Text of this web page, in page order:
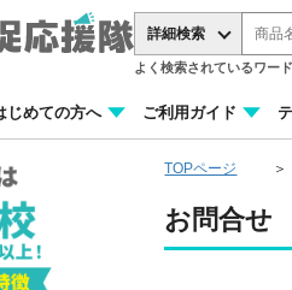
詳細検索
よく検索されているワード
じめての方へ ご利用ガイド
TOPページ
お問合せ